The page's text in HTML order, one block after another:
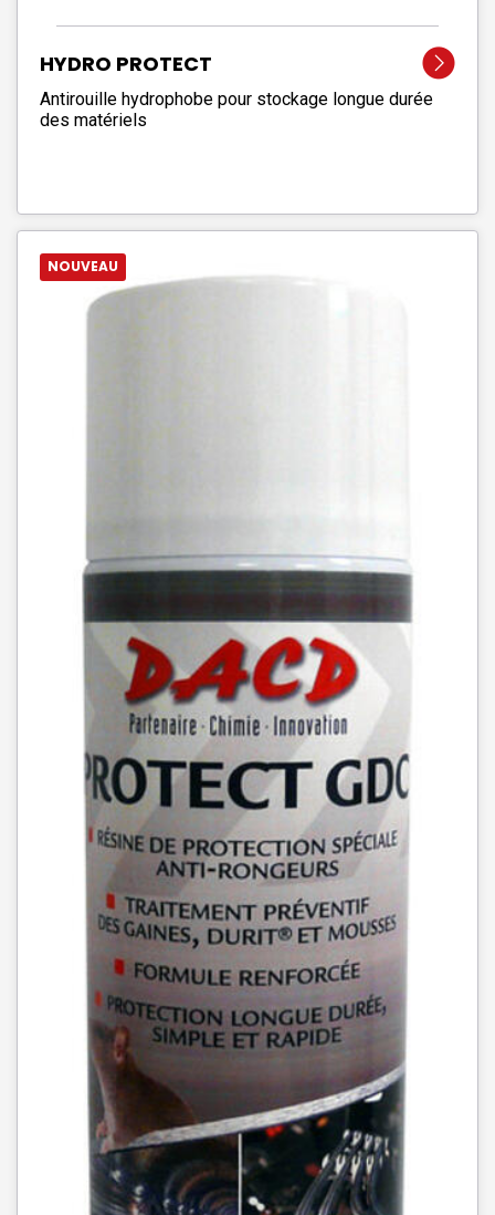
HYDRO PROTECT
Antirouille hydrophobe pour stockage longue durée
des matériels
NOUVEAU